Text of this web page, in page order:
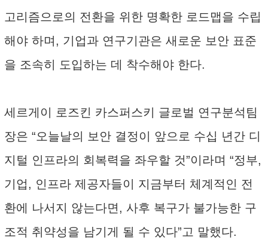
고리즘으로의 전환을 위한 명확한 로드맵을 수립
해야 하며, 기업과 연구기관은 새로운 보안 표준
을 조속히 도입하는 데 착수해야 한다.
세르게이 로즈킨 카스퍼스키 글로벌 연구분석팀
장은 “오늘날의 보안 결정이 앞으로 수십 년간 디
지털 인프라의 회복력을 좌우할 것”이라며 “정부,
기업, 인프라 제공자들이 지금부터 체계적인 전
환에 나서지 않는다면, 사후 복구가 불가능한 구
조적 취약성을 남기게 될 수 있다”고 말했다.